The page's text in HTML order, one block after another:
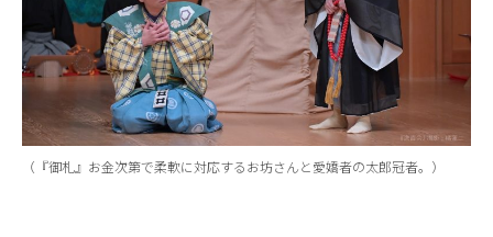
（『御札』お金次第で柔軟に対応するお坊さんと愛嬌者の太郎冠者。）